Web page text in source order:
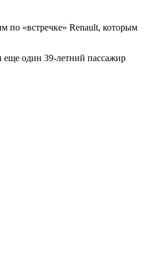
по «встречке» Renault, которым
еще один 39-летний пассажир